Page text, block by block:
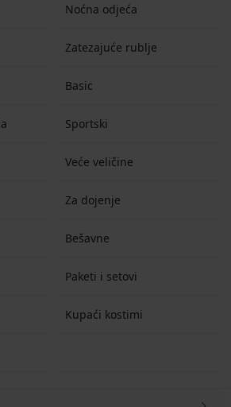
Noćna odjeća
Zatezajuće rublje
Basic
Sportski
Veće veličine
Za dojenje
Bešavne
Paketi i setovi
Kupaći kostimi